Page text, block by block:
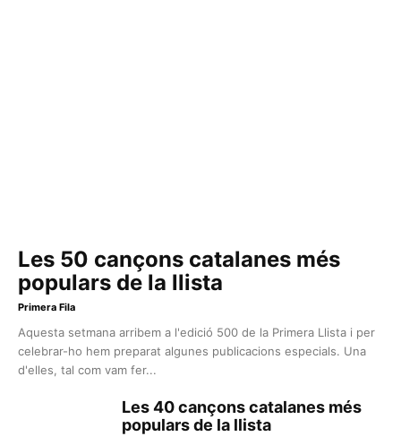
Les 50 cançons catalanes més
populars de la llista
Primera Fila
Aquesta setmana arribem a l'edició 500 de la Primera Llista i per
celebrar-ho hem preparat algunes publicacions especials. Una
d'elles, tal com vam fer...
Les 40 cançons catalanes més
populars de la llista